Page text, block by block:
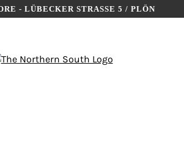
- LÜBECKER STRASSE 5 / PLÖN